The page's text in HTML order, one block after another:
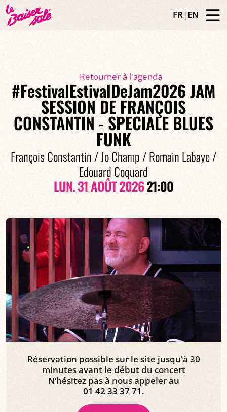
FR|EN
Retourner à l'agenda
#FestivalEstivalDeJam2026 JAM
SESSION DE FRANÇOIS
CONSTANTIN - SPECIALE BLUES
FUNK
François Constantin / Jo Champ / Romain Labaye /
Edouard Coquard
LUN. 31 AOÛT 202621:00
Réservation possible sur le site jusqu'à 30
minutes avant le début du concert
N’hésitez pas à nous appeler au
01 42 33 37 71.